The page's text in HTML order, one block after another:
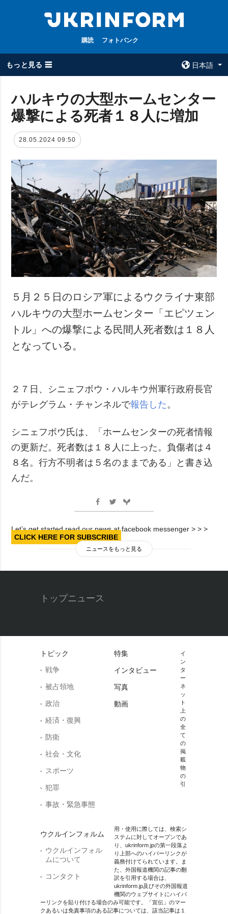
購読 フォトバンク
もっと見る ☰
日本語
全てのトピック
被占領地
政治
経済・復興
防衛
社会・文化
スポーツ
犯罪
事故・緊急事態
ウクルインフォ
ルム
コンタクト
特集
インタビュー
写真
動画
購読
フォトバンク
ハルキウの大型ホームセンター
爆撃による死者１８人に増加
28.05.2024 09:50
５月２５日のロシア軍によるウクライナ東部
ハルキウの大型ホームセンター「エピツェン
トル」への爆撃による民間人死者数は１８人
となっている。
２７日、シニェフボウ・ハルキウ州軍行政府長官
がテレグラム・チャンネルで報告した 。
シニェフボウ氏は、「ホームセンターの死者情報
の更新だ。死者数は１８人に上った。負傷者は４
８名。行方不明者は５名のままである」と書き込
んだ。
Let’s get started read our news at facebook messenger > > >
CLICK HERE FOR SUBSCRIBE
ニュースをもっと見る
トップニュース
トピック
戦争
被占領地
政治
経済・復興
防衛
社会・文化
スポーツ
犯罪
事故・緊急事態
ウクルインフォルム
ウクルインフォル
ムについて
コンタクト
特集
インタビュー
写真
動画
イ
ン
タ
ー
ネ
ッ
ト
上
の
全
て
の
掲
載
物
の
引
用・使用に際しては、検索シ
ステムに対してオープンであ
り、ukrinform.jpの第一段落よ
り上部へのハイパーリンクが
義務付けてられています。ま
た、外国報道機関の記事の翻
訳を引用する場合は、
ukrinform.jp及びその外国報道
機関のウェブサイトにハイパ
ーリンクを貼り付ける場合のみ可能です。「宣伝」のマー
クあるいは免責事項のある記事については、該当記事は１